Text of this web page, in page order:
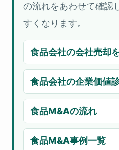
の流れをあわせて確認
すくなります。
食品会社の会社売却
食品会社の企業価値
食品M&Aの流れ
食品M&A事例一覧